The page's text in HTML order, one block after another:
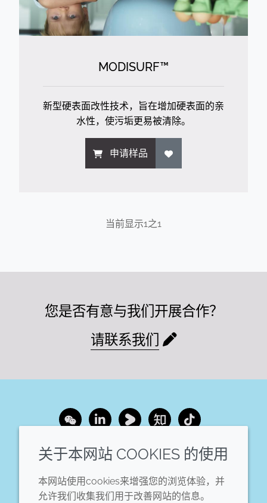
MODISURF™
新型硬表面改性技术，旨在增加硬表面的亲
水性，使污垢更易被清除。
申请样品
当前显示1之1
您是否有意与我们开展合作？
请联系我们
WechatLinkedInYoukuZhihu Tiktok
企业
年度报告
法律信息
条款和条件
关于本网站 COOKIES 的使用
本网站使用cookies来增强您的浏览体验，并
允许我们收集我们用于改善网站的信息。